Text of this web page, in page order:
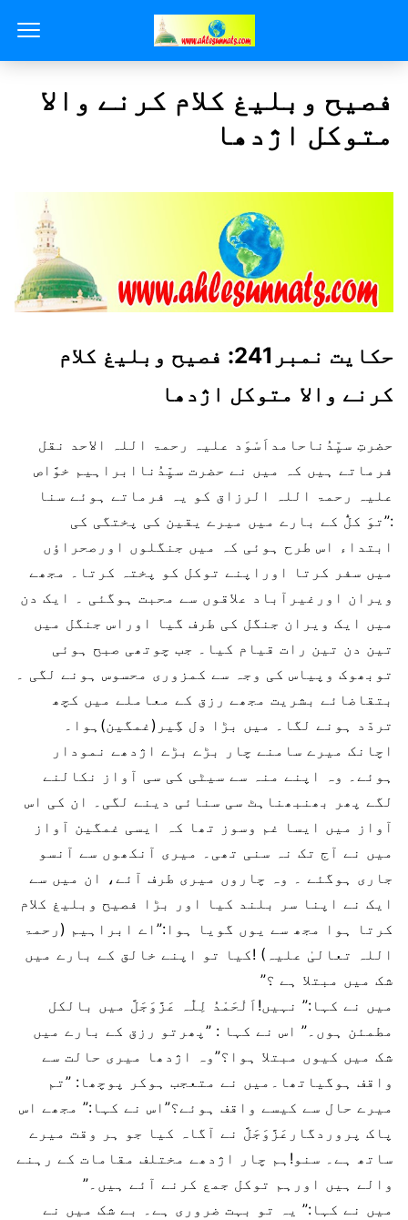
فصیح وبلیغ کلام کرنے والا
متوکل اژدھا
حکایت نمبر241: فصیح وبلیغ کلام
کرنے والا متوکل اژدھا
حضرتِ سیِّدُناحامداَسْوَد علیہ رحمۃ اللہ الاحد نقل
فرماتے ہیں کہ میں نے حضرت سیِّدُناابراہیم خوَّاص
علیہ رحمۃ اللہ الرزاق کو یہ فرماتے ہوئے سنا
:”توَ کلُّ کے بارے میں میرے یقین کی پختگی کی
ابتداء اس طرح ہوئی کہ میں جنگلوں اورصحراؤں
میں سفر کرتا اوراپنے توکل کو پختہ کرتا۔ مجھے
ویران اورغیرآباد علاقوں سے محبت ہوگئی ۔ ایک دن
میں ایک ویران جنگل کی طرف گیا اوراس جنگل میں
تین دن تین رات قیام کیا۔ جب چوتھی صبح ہوئی
توبھوک وپیاس کی وجہ سے کمزوری محسوس ہونے لگی ۔
بتقاضائے بشریت مجھے رزق کے معاملے میں کچھ
تردّد ہونے لگا۔ میں بڑا دِل گِیر(غمگین)ہوا۔
اچانک میرے سامنے چار بڑے بڑے اژدھے نمودار
ہوئے۔ وہ اپنے منہ سے سیٹی کی سی آواز نکالنے
لگے پھر بھنبھناہٹ سی سنائی دینے لگی۔ ان کی اس
آواز میں ایسا غم وسوز تھا کہ ایسی غمگین آواز
میں نے آج تک نہ سنی تھی۔ میری آنکھوں سے آنسو
جاری ہوگئے ۔ وہ چاروں میری طرف آئے، ان میں سے
ایک نے اپنا سر بلند کیا اور بڑا فصیح وبلیغ کلام
کرتا ہوا مجھ سے یوں گویا ہوا:”اے ابراہیم (رحمۃ
اللہ تعالیٰ علیہ) !کیا تو اپنے خالق کے بارے میں
شک میں مبتلا ہے ؟”
میں نے کہا:” نہیں!اَلْحَمْدُ لِلّٰہ عَزَّوَجَلَّ میں بالکل
مطمئن ہوں۔” اس نے کہا : ”پھرتو رزق کے بارے میں
شک میں کیوں مبتلا ہوا؟”وہ اژدھا میری حالت سے
واقف ہوگیاتھا۔میں نے متعجب ہوکر پوچھا: ”تم
میرے حال سے کیسے واقف ہوئے؟”اس نے کہا:” مجھے اس
پاک پروردگارعَزَّوَجَلَّ نے آگاہ کیا جو ہر وقت میرے
ساتھ ہے۔ سنو!ہم چار اژدھے مختلف مقامات کے رہنے
والے ہیں اورہم توکل جمع کرنے آئے ہیں۔”
میں نے کہا:” یہ تو بہت ضروری ہے۔ بے شک میں نے